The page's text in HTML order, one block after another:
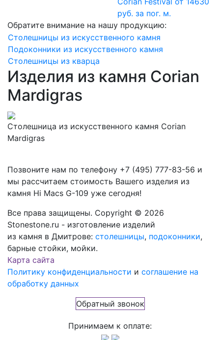
руб. за пог. м.
Обратите внимание на нашу продукцию:
Столешницы из искусственного камня
Подоконники из искусственного камня
Столешницы из кварца
Изделия из камня Corian
Mardigras
Столешница из искусственного камня Corian
Mardigras
Позвоните нам по телефону +7 (495) 777-83-56 и
мы рассчитаем стоимость Вашего изделия из
камня Hi Macs G-109 уже сегодня!
Все права защищены. Copyright © 2026
Stonestone.ru - изготовление изделий
из камня в Дмитрове: столешницы, подоконники,
барные стойки, мойки.
Карта сайта
Политику конфиденциальности и соглашение на
обработку данных
Обратный звонок
Принимаем к оплате: